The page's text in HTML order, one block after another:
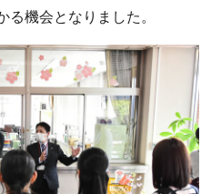
る機会となりました。